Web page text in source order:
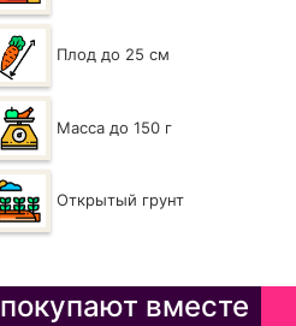
Плод до 25 см
Масса до 150 г
Открытый грунт
покупают вместе